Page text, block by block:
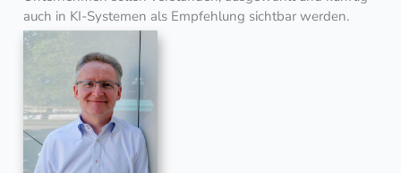
auch in KI-Systemen als Empfehlung sichtbar werden.